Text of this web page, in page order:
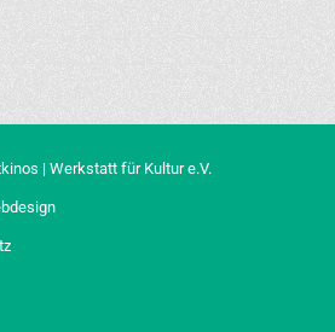
| Werkstatt für Kultur e.V.